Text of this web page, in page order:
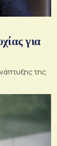
για
της